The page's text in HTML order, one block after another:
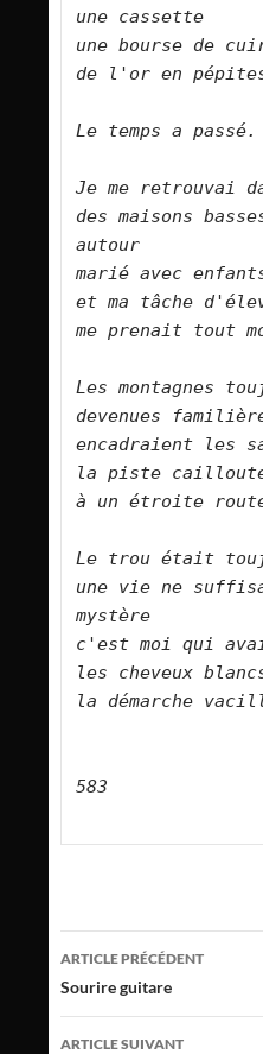
une cassette
une bourse de
de l'or en
Le temps a passé.
Je me retrouvai
des maisons
autour
marié avec
et ma tâche
me prenait tout
Les montagnes
devenues
encadraient les
la piste
à un étroite route
Le trou était
une vie ne
mystère
c'est moi qui
les cheveux
la démarche
583
Navigation
des
articles
ARTICLE PRÉCÉDENT
Sourire guitare
ARTICLE SUIVANT